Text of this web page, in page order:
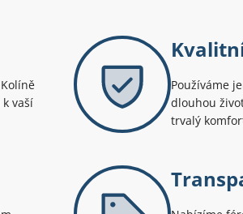
vaší
Používáme
dlouhou
trvalý